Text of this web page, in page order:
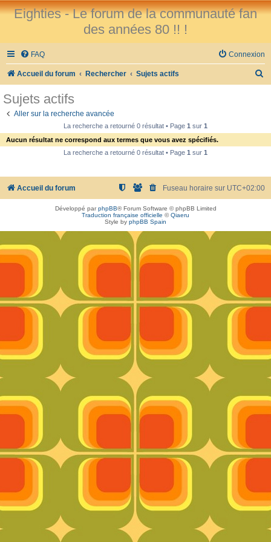
Eighties - Le forum de la communauté fan
des années 80 !! !
FAQ Connexion
Accueil du forum Rechercher Sujets actifs
e
Sujets actifs
Aller sur la recherche avancée
La recherche a retourné 0 résultat • Page 1 sur 1
Aucun résultat ne correspond aux termes que vous avez spécifiés.
La recherche a retourné 0 résultat • Page 1 sur 1
Accueil du forum Fuseau horaire sur UTC+02:00
Développé parphpBB® Forum Software © phpBB Limited
Traduction française officielle ©Qiaeru
Style by phpBB Spain